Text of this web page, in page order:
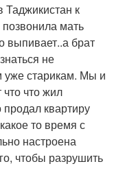
к
мать
выпивает..а брат
не
уже старикам. Мы и
что жил
квартиру
то время с
настроена
чтобы разрушить